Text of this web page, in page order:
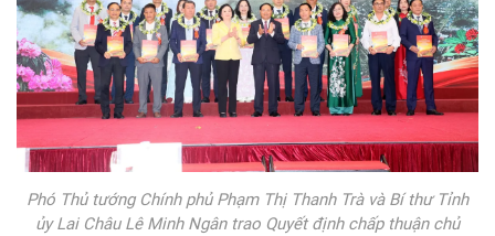
Phó Thủ tướng Chính phủ Phạm Thị Thanh Trà và Bí thư Tỉnh
ủy Lai Châu Lê Minh Ngân trao Quyết định chấp thuận chủ